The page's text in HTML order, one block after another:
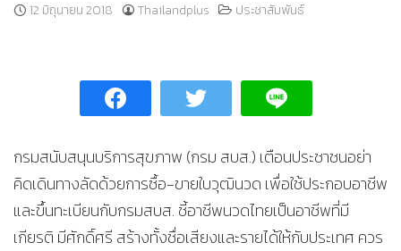
12 มิถุนายน 2018 Thailandplus ประชาสัมพันธ์
กรมสนับสนุนบริการสุขภาพ (กรม สบส.) เตือนประชาชนอย่า
คิดเดินทางลัดด้วยการซื้อ-ขายใบวุฒินวด เพื่อใช้ประกอบอาชีพ
และขึ้นทะเบียนกับกรมสบส. ชี้อาชีพนวดไทยเป็นอาชีพที่มี
เกียรติ มีศักดิ์ศรี สร้างทั้งชื่อเสียงและรายได้ให้กับประเทศ ควร